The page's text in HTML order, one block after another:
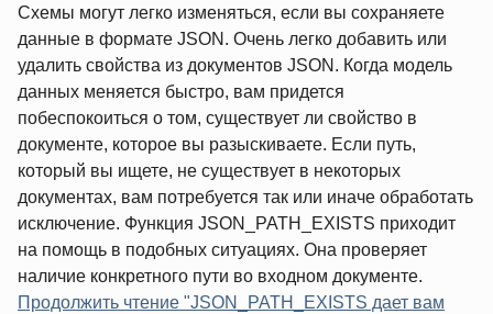
Схемы могут легко изменяться, если вы сохраняете
данные в формате JSON. Очень легко добавить или
удалить свойства из документов JSON. Когда модель
данных меняется быстро, вам придется
побеспокоиться о том, существует ли свойство в
документе, которое вы разыскиваете. Если путь,
который вы ищете, не существует в некоторых
документах, вам потребуется так или иначе обработать
исключение. Функция JSON_PATH_EXISTS приходит
на помощь в подобных ситуациях. Она проверяет
наличие конкретного пути во входном документе.
Продолжить чтение "JSON_PATH_EXISTS дает вам